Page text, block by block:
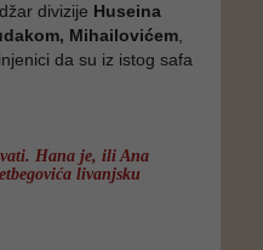
divizije Huseina
Mihailovićem
da su iz istog safa
Hana je, ili Ana
livanjsku